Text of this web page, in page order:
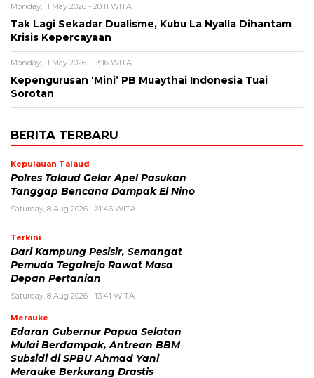
Monday, 11 May 2026 - 20:11 WITA
Tak Lagi Sekadar Dualisme, Kubu La Nyalla Dihantam
Krisis Kepercayaan
Monday, 11 May 2026 - 13:16 WITA
Kepengurusan ‘Mini’ PB Muaythai Indonesia Tuai
Sorotan
BERITA TERBARU
Kepulauan Talaud
Polres Talaud Gelar Apel Pasukan
Tanggap Bencana Dampak El Nino
Saturday, 8 Aug 2026 - 21:46 WITA
Terkini
Dari Kampung Pesisir, Semangat
Pemuda Tegalrejo Rawat Masa
Depan Pertanian
Saturday, 8 Aug 2026 - 13:41 WITA
Merauke
Edaran Gubernur Papua Selatan
Mulai Berdampak, Antrean BBM
Subsidi di SPBU Ahmad Yani
Merauke Berkurang Drastis